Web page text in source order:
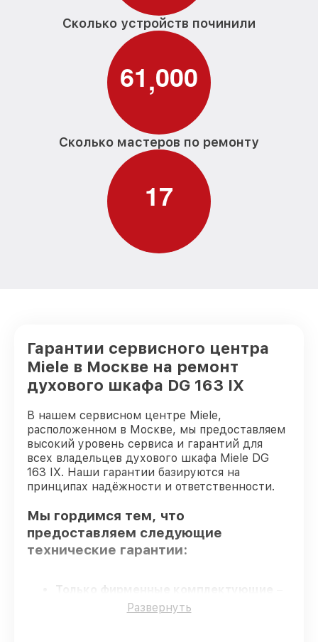
Сколько устройств починили
61,000
Сколько мастеров по ремонту
17
Гарантии сервисного центра
Miele в Москве на ремонт
духового шкафа DG 163 IX
В нашем сервисном центре Miele,
расположенном в Москве, мы предоставляем
высокий уровень сервиса и гарантий для
всех владельцев духового шкафа Miele DG
163 IX. Наши гарантии базируются на
принципах надёжности и ответственности.
Мы гордимся тем, что
предоставляем следующие
технические гарантии:
Только фирменные комплектующие
гарантируем использование фирменных
Развернуть